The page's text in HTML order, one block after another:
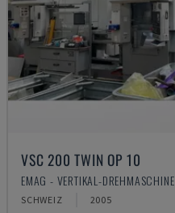
VSC 200 TWIN OP 10
EMAG - VERTIKAL-DREHMASCHINE
SCHWEIZ 2005